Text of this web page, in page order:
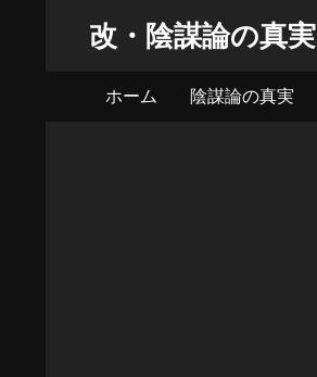
改・陰謀論の真実
ホーム 陰謀論の真実